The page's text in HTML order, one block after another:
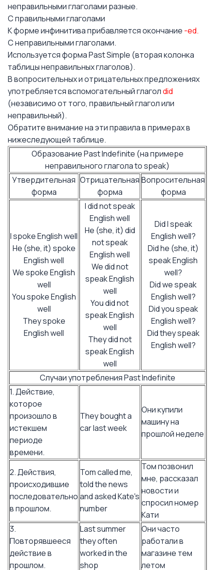
неправильными глаголами разные.
С правильными глаголами
К форме инфинитива прибавляется окончание -ed.
С неправильными глаголами.
Используется форма Past Simple (вторая колонка
таблицы неправильных глаголов).
В вопросительных и отрицательных предложениях
употребляется вспомогательный глаголdid
(независимо от того, правильный глагол или
неправильный).
Обратите внимание на эти правила в примерах в
нижеследующей таблице.
Образование Past Indefinite (на примере
неправильного глагола to speak)
Утвердительная
форма
Отрицательная
форма
Вопросительная
форма
I spoke English well
He (she, it) spoke
English well
We spoke English
well
You spoke English
well
They spoke
English well
I did not speak
English well
He (she, it) did
not speak
English well
We did not
speak English
well
You did not
speak English
well
They did not
speak English
well
Did I speak
English well?
Did he (she, it)
speak English
well?
Did we speak
English well?
Did you speak
English well?
Did they speak
English well?
Случаи употребления Past Indefinite
1. Действие,
которое
произошло в
истекшем
периоде
времени.
They bought a
car last week
Они купили
машину на
прошлой неделе
2. Действия,
происходившие
последовательно
в прошлом.
Tom called me,
told the news
and asked Kate's
number
Том позвонил
мне, рассказал
новости и
спросил номер
Кати
3.
Повторявшееся
действие в
прошлом.
Last summer
they often
worked in the
shop
Они часто
работали в
магазине тем
летом